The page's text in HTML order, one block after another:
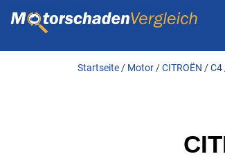
Startseite / Motor /CITROËN /C4